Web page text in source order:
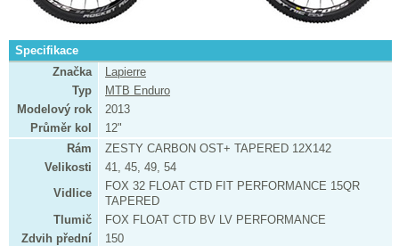
Specifikace
Značka
Lapierre
Typ
MTB Enduro
Modelový rok
2013
Průměr kol
12"
Rám
ZESTY CARBON OST+ TAPERED 12X142
Velikosti
41, 45, 49, 54
Vidlice
FOX 32 FLOAT CTD FIT PERFORMANCE 15QR
TAPERED
Tlumič
FOX FLOAT CTD BV LV PERFORMANCE
Zdvih přední
150